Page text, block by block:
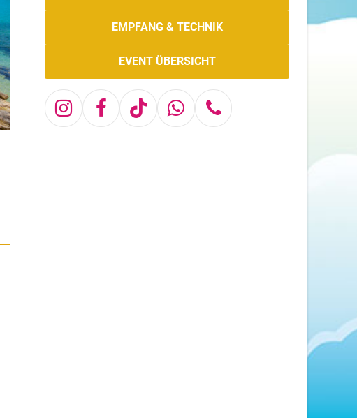
EMPFANG & TECHNIK
EVENT ÜBERSICHT
Instagram
Facebook
TiktokWhatsapp
Telefon